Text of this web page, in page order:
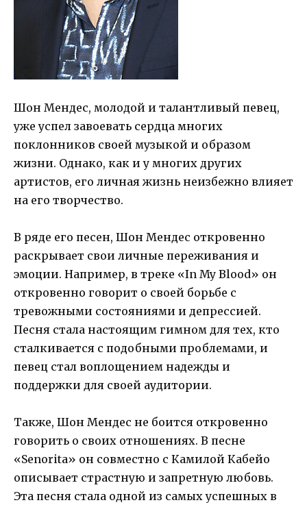
Шон Мендес, молодой и талантливый певец,
уже успел завоевать сердца многих
поклонников своей музыкой и образом
жизни. Однако, как и у многих других
артистов, его личная жизнь неизбежно влияет
на его творчество.
В ряде его песен, Шон Мендес откровенно
раскрывает свои личные переживания и
эмоции. Например, в треке «In My Blood» он
откровенно говорит о своей борьбе с
тревожными состояниями и депрессией.
Песня стала настоящим гимном для тех, кто
сталкивается с подобными проблемами, и
певец стал воплощением надежды и
поддержки для своей аудитории.
Также, Шон Мендес не боится откровенно
говорить о своих отношениях. В песне
«Senorita» он совместно с Камилой Кабейо
описывает страстную и запретную любовь.
Эта песня стала одной из самых успешных в